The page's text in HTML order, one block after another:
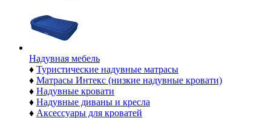
Надувная мебель
♦ Туристические надувные матрасы
♦ Матрасы Интекс (низкие надувные кровати)
♦ Надувные кровати
♦ Надувные диваны и кресла
♦ Аксессуары для кроватей